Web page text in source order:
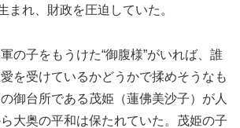
まれ、財政を圧迫していた。
の子をもうけた“御腹様”がいれば、誰
を受けているかどうかで揉めそうなも
御台所である茂姫（蓮佛美沙子）が人
大奥の平和は保たれていた。茂姫の子